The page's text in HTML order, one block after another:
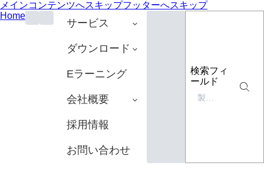
メインコンテンツへスキップフッターへスキップ
Home
サービス
ダウンロード
Eラーニング
会社概要
採用情報
お問い合わせ
検索フィ
ールド